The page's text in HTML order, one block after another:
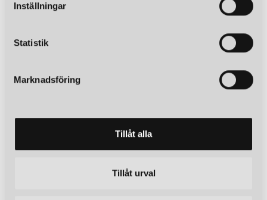
Inställningar
Statistik
Marknadsföring
Tillåt alla
Tillåt urval